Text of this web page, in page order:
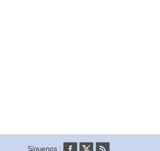
Síguenos :